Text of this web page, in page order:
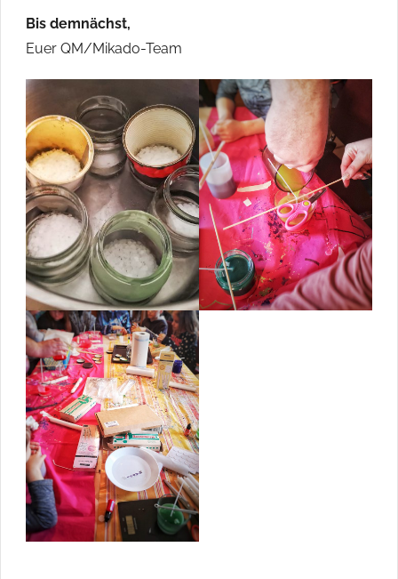
Bis demnächst,
Euer QM/Mikado-Team